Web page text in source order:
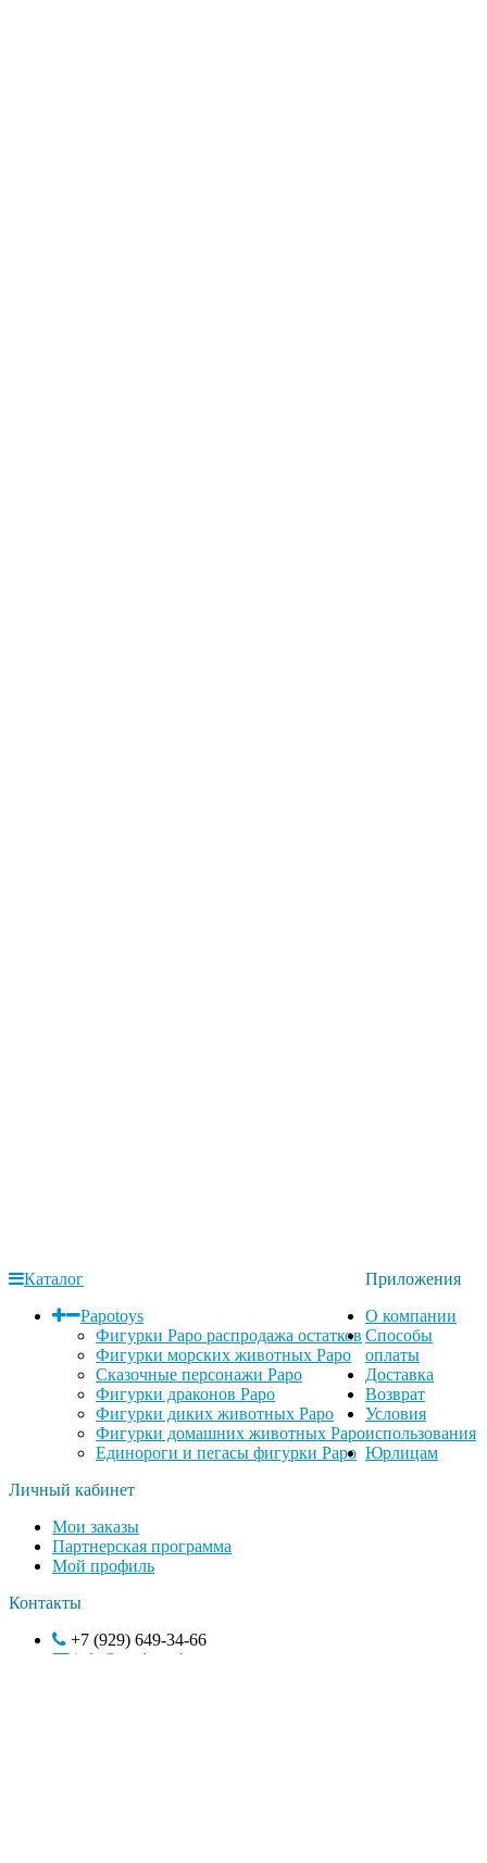
Каталог
Papotoys
Фигурки Papo распродажа остатков
Фигурки морских животных Papo
Сказочные персонажи Papo
Фигурки драконов Papo
Фигурки диких животных Papo
Фигурки домашних животных Papo
Единороги и пегасы фигурки Papo
Приложения
О компании
Способы
оплаты
Доставка
Возврат
Условия
использования
Юрлицам
Личный кабинет
Мои заказы
Партнерская программа
Мой профиль
Контакты
+7 (929) 649-34-66
info@totalwatch.ru